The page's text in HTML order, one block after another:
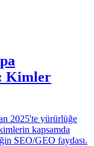
Kimler
2025'te yürürlüğe
kapsamda
SEO/GEO faydası.